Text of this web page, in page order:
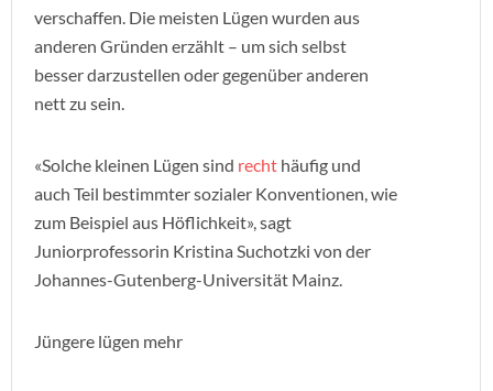
verschaffen. Die meisten Lügen wurden aus
anderen Gründen erzählt – um sich selbst
besser darzustellen oder gegenüber anderen
nett zu sein.
«Solche kleinen Lügen sind recht häufig und
auch Teil bestimmter sozialer Konventionen, wie
zum Beispiel aus Höflichkeit», sagt
Juniorprofessorin Kristina Suchotzki von der
Johannes-Gutenberg-Universität Mainz.
Jüngere lügen mehr